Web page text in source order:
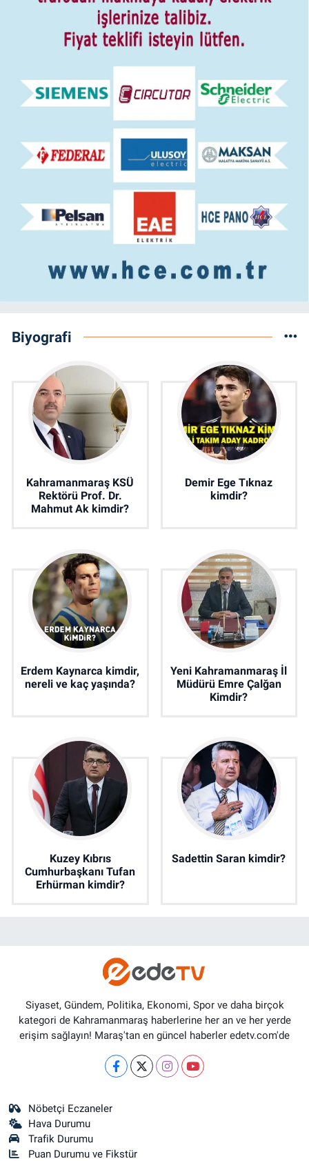
Biyografi
Kahramanmaraş KSÜ
Rektörü Prof. Dr.
Mahmut Ak kimdir?
Demir Ege Tıknaz
kimdir?
Erdem Kaynarca kimdir,
nereli ve kaç yaşında?
Yeni Kahramanmaraş İl
Müdürü Emre Çalğan
Kimdir?
Kuzey Kıbrıs
Cumhurbaşkanı Tufan
Erhürman kimdir?
Sadettin Saran kimdir?
Siyaset, Gündem, Politika, Ekonomi, Spor ve daha birçok
kategori de Kahramanmaraş haberlerine her an ve her yerde
erişim sağlayın! Maraş'tan en güncel haberler edetv.com'de
Nöbetçi Eczaneler
Hava Durumu
Trafik Durumu
Puan Durumu ve Fikstür